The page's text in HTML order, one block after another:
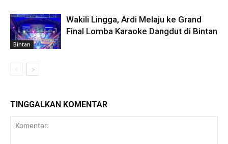
Bintan
Wakili Lingga, Ardi Melaju ke Grand
Final Lomba Karaoke Dangdut di Bintan
TINGGALKAN KOMENTAR